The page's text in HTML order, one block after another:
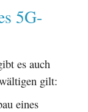
5G-
es auch
gilt:
eines